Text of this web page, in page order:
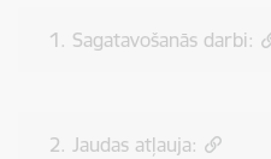
1. Sagatavošanās darbi:
2. Jaudas atļauja: